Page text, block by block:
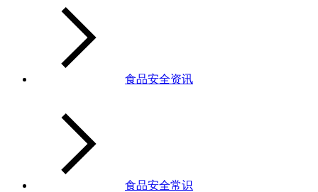
食品安全资讯
食品安全常识